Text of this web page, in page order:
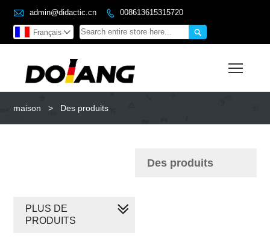
 admin@didactic.cn  008613615315720

Français 
maison > Des produits
Des produits
PLUS DE
PRODUITS